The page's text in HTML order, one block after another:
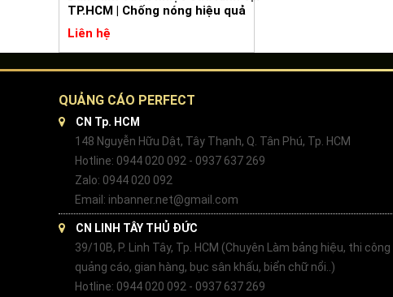
TP.HCM | Chống nóng hiệu quả
Liên hệ
QUẢNG CÁO PERFECT
CN Tp. HCM
148 Nguyễn Hữu Dật, Tây Thạnh, Q. Tân Phú, Tp. HCM
Hotline: 0944 020 092 - 0937 637 269
Zalo: 0944 020 092
Email: inbanner.net@gmail.com
CN LINH TÂY THỦ ĐỨC
39/10B, P. Linh Tây, Tp. HCM (Chuyên Làm bảng hiệu, thi công
quảng cáo, gian hàng, bục sân khấu, biển chữ nổi..)
Hotline: 0944 020 092 - 0937 637 269